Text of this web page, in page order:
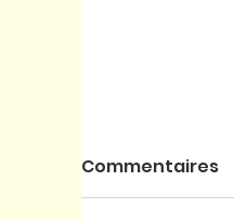
Commentaires